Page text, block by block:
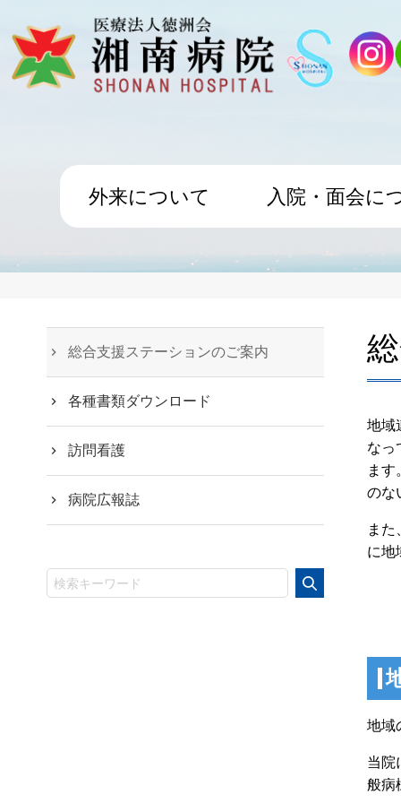
外来について 入院・面会に
地域連携
地域
なっ
ま
のな
ま
に地
地域
当院
般病
総合支援ステーションのご案内
各種書類ダウンロード
訪問看護
病院広報誌